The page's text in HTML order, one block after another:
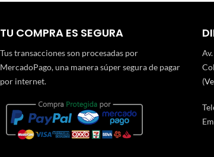
TU COMPRA ES SEGURA
Tus transacciones son procesadas por
MercadoPago, una manera súper segura de pagar
por internet.
(